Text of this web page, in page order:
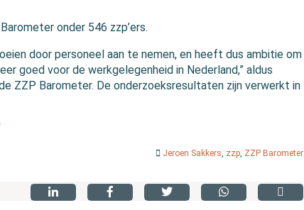
onder 546 zzp’ers.
door personeel aan te nemen, en heeft dus ambitie om
goed voor de werkgelegenheid in Nederland,” aldus
ZZP Barometer. De onderzoeksresultaten zijn verwerkt in
Jeroen Sakkers, zzp, ZZP Barometer